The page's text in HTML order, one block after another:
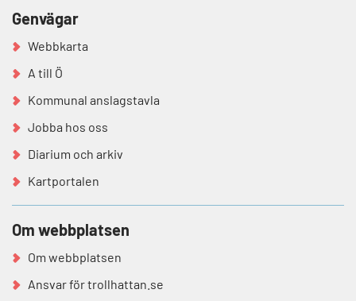
Genvägar
Webbkarta
A till Ö
Kommunal anslagstavla
Jobba hos oss
Diarium och arkiv
Kartportalen
Om webbplatsen
Om webbplatsen
Ansvar för trollhattan.se